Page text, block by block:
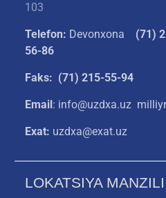
103
Telefon: Devonxona (71)
56-86
Faks: (71) 215-55-94
Email : info@uzdxa.uz
Exat: uzdxa@exat.uz
LOKATSIYA MANZILI